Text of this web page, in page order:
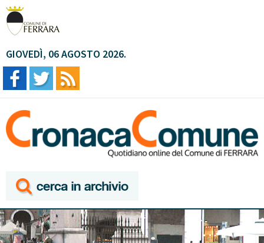
GIOVEDÌ, 06 AGOSTO 2026.